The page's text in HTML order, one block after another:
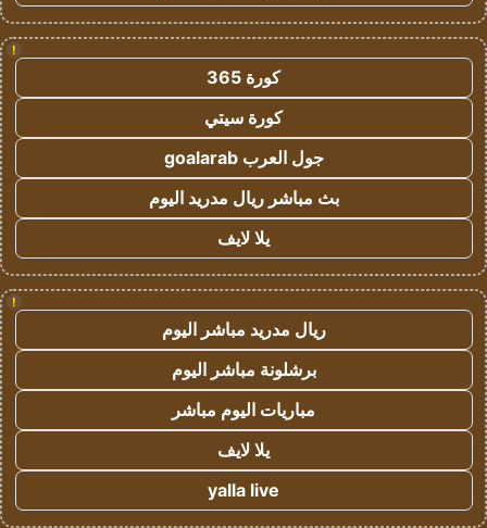
!
كورة 365
كورة سيتي
جول العرب goalarab
بث مباشر ريال مدريد اليوم
يلا لايف
!
ريال مدريد مباشر اليوم
برشلونة مباشر اليوم
مباريات اليوم مباشر
يلا لايف
yalla live